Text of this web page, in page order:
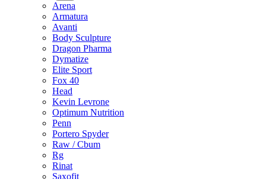
Arena
Armatura
Avanti
Body Sculpture
Dragon Pharma
Dymatize
Elite Sport
Fox 40
Head
Kevin Levrone
Optimum Nutrition
Penn
Portero Spyder
Raw / Cbum
Rg
Rinat
Saxofit